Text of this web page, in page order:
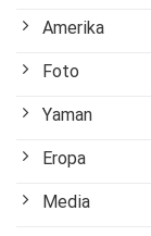
Amerika
Foto
Yaman
Eropa
Media